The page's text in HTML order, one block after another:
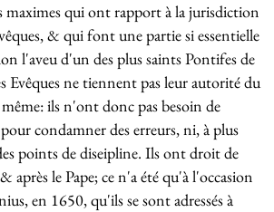
qui ont rapport à la jurisdiction
& qui font une partie si essentielle
l'aveu d'un des plus saints Pontifes de
Evêques ne tiennent pas leur autorité du
ils n'ont donc pas besoin de
condamner des erreurs, ni, à plus
points de diseipline. Ils ont droit de
après le Pape; ce n'a été qu'à l'occasion
en 1650, qu'ils se sont adressés à